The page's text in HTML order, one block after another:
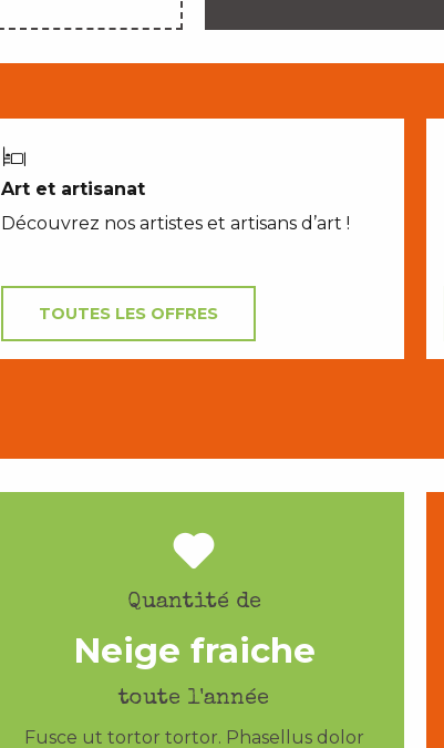
Art et artisanat
Découvrez nos artistes et artisans d’art !
TOUTES LES OFFRES
Quantité de
Neige fraiche
toute l'année
Fusce ut tortor tortor. Phasellus dolor